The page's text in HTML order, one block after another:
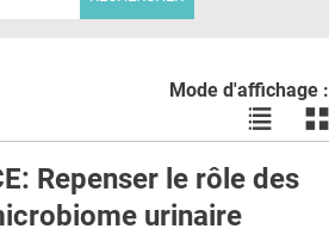
Mode d'affichage :
Voir
les
en
les
Repenser le rôle des
urinaire